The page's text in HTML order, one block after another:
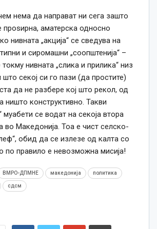
нема да направат ни сега зашто
проѕирна, аматерска односно
нивната „акција“ се сведува на
и сиромашни „соопштенија“ –
нивната „слика и прилика“ низ
секој си го пази (да простите)
да не разбере кој што рекол, од
ништо конструктивно. Такви
муабети се водат на секоја втора
во Македонија. Тоа е чист селско-
обид да се излезе од калта со
по правило е невозможна мисија!
ВМРО-ДПМНЕ македонија политика
сдсм